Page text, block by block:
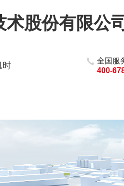
术股份有限公
时
全国服
400-